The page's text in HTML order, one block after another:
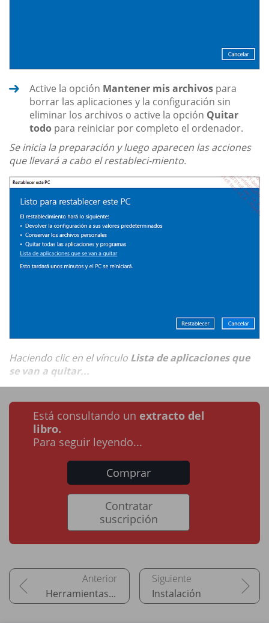
Active la opción Mantener mis archivos para
borrar las aplicaciones y la configuración sin
eliminar los archivos o active la opción Quitar
todo para reiniciar por completo el ordenador.
Se inicia la preparación y luego aparecen las acciones
que llevará a cabo el restableci-miento.
Haciendo clic en el vínculo Lista de aplicaciones que
se van a quitar...
Está consultando un extracto del
libro.
Para seguir leyendo...
Comprar
Contratar
suscripción
Herramientas del sistema Instalación